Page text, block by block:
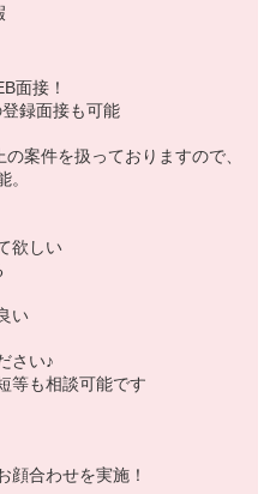
面接！
録面接も可能
案件を扱っておりますので、
欲しい
い
さい♪
等も相談可能です
顔合わせを実施！